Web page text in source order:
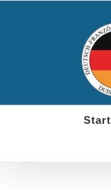
Start